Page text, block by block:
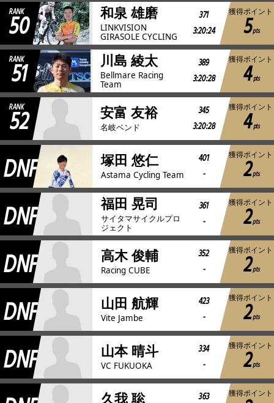
RANK
50 和泉 雄磨
LINKVISION
GIRASOLE CYCLING
371
3:20:24
獲得ポイント
5pts
RANK
51 川島 綾太
Bellmare Racing
Team
389
3:20:28
獲得ポイント
4 pts
RANK
52 安富 友裕
名岐ベンド
345
3:20:28
獲得ポイント
4 pts
DNF 塚田 悠仁
Astama Cycling Team
401
-
獲得ポイント
2pts
DNF 福田 晃司
サイタマサイクルプロ
ジェクト
361
-
獲得ポイント
2pts
DNF 高木 俊輔
Racing CUBE
352
-
獲得ポイント
2pts
DNF 山田 航輝
Vite Jambe
423
-
獲得ポイント
2pts
DNF 山本 晴斗
VC FUKUOKA
334
-
獲得ポイント
2pts
久我 聡
363
獲得ポイント